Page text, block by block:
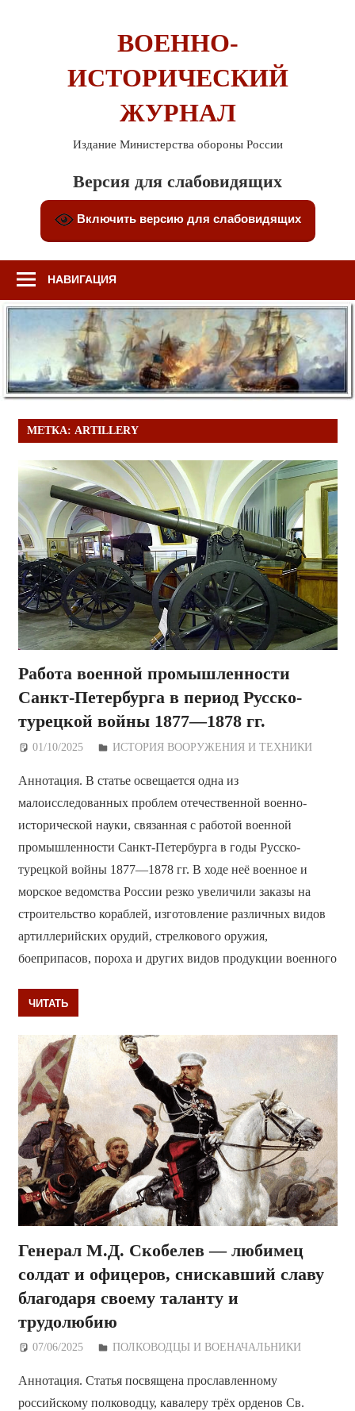
ВОЕННО-
ИСТОРИЧЕСКИЙ
ЖУРНАЛ
Издание Министерства обороны России
Версия для слабовидящих
Включить версию для слабовидящих
НАВИГАЦИЯ
МЕТКА: ARTILLERY
Работа военной промышленности
Санкт-Петербурга в период Русско-
турецкой войны 1877—1878 гг.
01/10/2025 Дежурный по Редакции
ИСТОРИЯ ВООРУЖЕНИЯ И ТЕХНИКИ
Аннотация. В статье освещается одна из
малоисследованных проблем отечественной военно-
исторической науки, связанная с работой военной
промышленности Санкт-Петербурга в годы Русско-
турецкой войны 1877—1878 гг. В ходе неё военное и
морское ведомства России резко увеличили заказы на
строительство кораблей, изготовление различных видов
артиллерийских орудий, стрелкового оружия,
боеприпасов, пороха и других видов продукции военного
ЧИТАТЬ
Генерал М.Д. Скобелев — любимец
солдат и офицеров, снискавший славу
благодаря своему таланту и
трудолюбию
07/06/2025 Дежурный по Редакции
ПОЛКОВОДЦЫ И ВОЕНАЧАЛЬНИКИ
Аннотация. Статья посвящена прославленному
российскому полководцу, кавалеру трёх орденов Св.